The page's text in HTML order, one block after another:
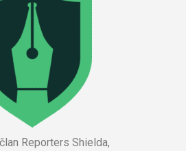
Reporters Shielda,